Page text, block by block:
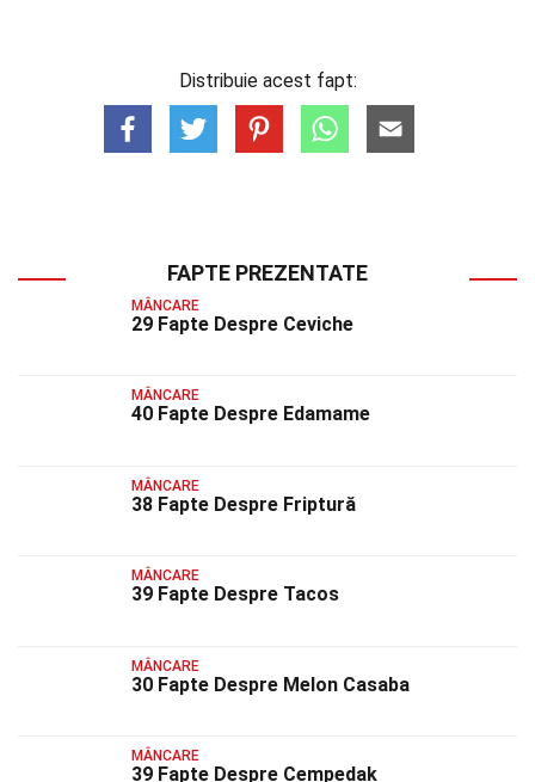
Distribuie acest fapt:
FAPTE PREZENTATE
MÂNCARE
29 Fapte Despre Ceviche
MÂNCARE
40 Fapte Despre Edamame
MÂNCARE
38 Fapte Despre Friptură
MÂNCARE
39 Fapte Despre Tacos
MÂNCARE
30 Fapte Despre Melon Casaba
MÂNCARE
39 Fapte Despre Cempedak